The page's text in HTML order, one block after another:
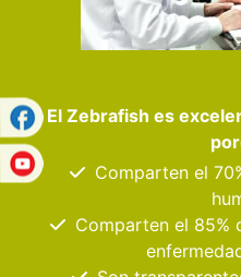
El Zebrafish es
Comparten el
Comparten el 85%